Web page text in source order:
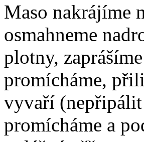
Maso nakrájíme
osmahneme
plotny,
promícháme,
vyvaří
promícháme a